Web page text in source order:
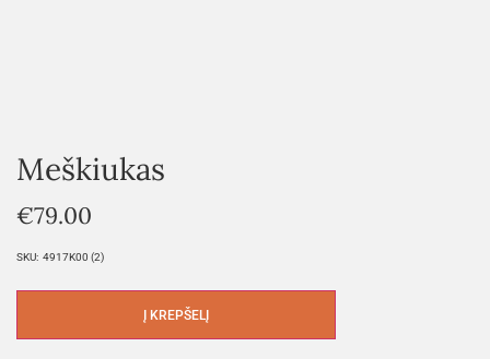
Meškiukas
€79.00
SKU: 4917K00 (2)
Į KREPŠELĮ